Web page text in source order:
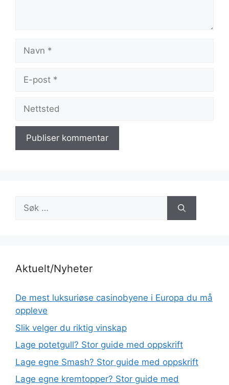
Navn
Nettsted
Søk
etter:
Aktuelt/Nyheter
De mest luksuriøse casinobyene i Europa du må
oppleve
Slik velger du riktig vinskap
Lage potetgull? Stor guide med oppskrift
Lage egne Smash? Stor guide med oppskrift
Lage egne kremtopper? Stor guide med